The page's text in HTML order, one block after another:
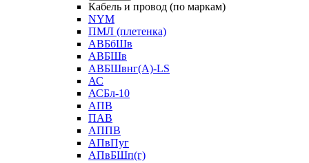
Кабель и провод (по маркам)
NYM
ПМЛ (плетенка)
АВБбШв
АВБШв
АВБШвнг(А)-LS
АС
АСБл-10
АПВ
ПАВ
АППВ
АПвПуг
АПвБШп(г)